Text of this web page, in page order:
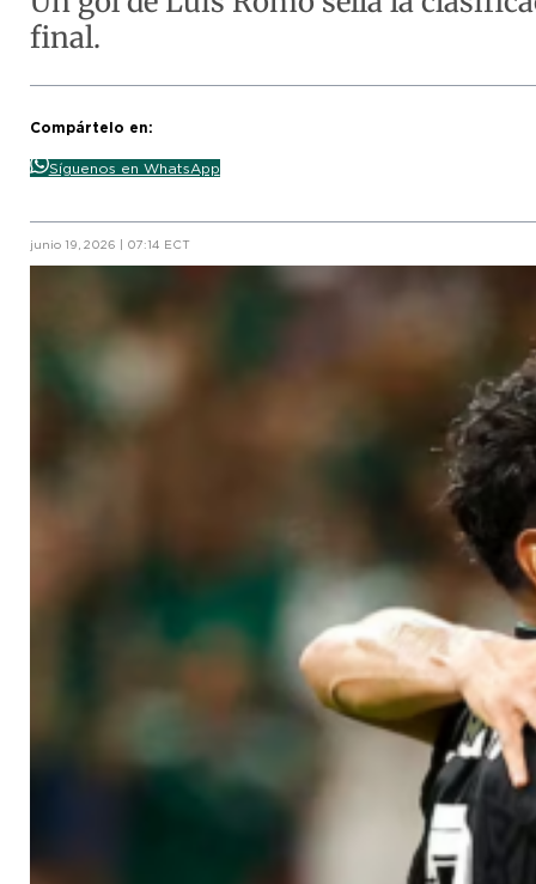
final.
Compártelo en:
Síguenos en WhatsApp
junio 19, 2026 | 07:14 ECT